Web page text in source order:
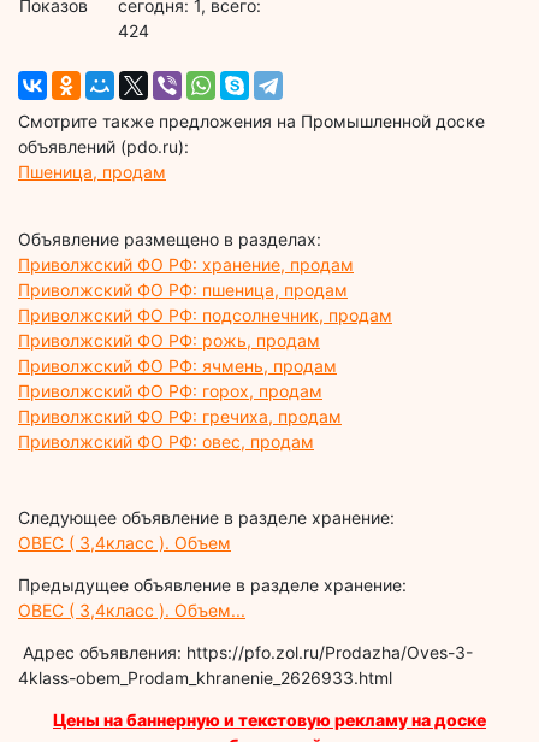
Показов
cегодня: 1, всего:
424
Смотрите также предложения на Промышленной доске
объявлений (pdo.ru):
Пшеница, продам
Объявление размещено в разделах:
Приволжский ФО РФ: хранение, продам
Приволжский ФО РФ: пшеница, продам
Приволжский ФО РФ: подсолнечник, продам
Приволжский ФО РФ: рожь, продам
Приволжский ФО РФ: ячмень, продам
Приволжский ФО РФ: горох, продам
Приволжский ФО РФ: гречиха, продам
Приволжский ФО РФ: овес, продам
Следующее объявление в разделе хранение:
ОВЕС ( 3,4класс ). Объем
Предыдущее объявление в разделе хранение:
ОВЕС ( 3,4класс ). Объем...
Адрес объявления: https://pfo.zol.ru/Prodazha/Oves-3-
4klass-obem_Prodam_khranenie_2626933.html
Цены на баннерную и текстовую рекламу на доске